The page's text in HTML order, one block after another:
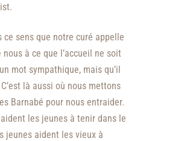
ce sens que notre curé appelle
nous à ce que l’accueil ne soit
mot sympathique, mais qu’il
C’est là aussi où nous mettons
Barnabé pour nous entraider.
les jeunes à tenir dans le
jeunes aident les vieux à